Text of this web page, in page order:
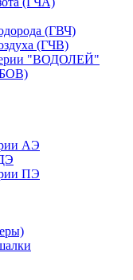
(ГВЧ)
(ГЧВ)
"ВОДОЛЕЙ"
АЭ
ПЭ